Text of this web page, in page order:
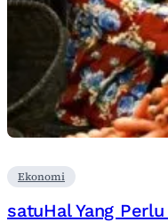
Ekonomi
satuHal Yang